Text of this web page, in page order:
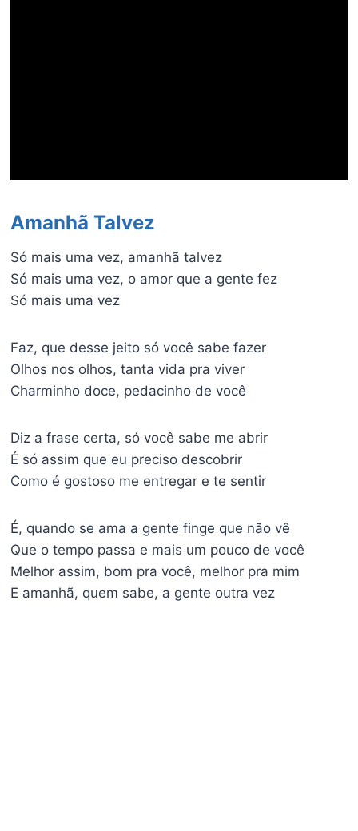
Amanhã Talvez
Só mais uma vez, amanhã talvez
Só mais uma vez, o amor que a gente fez
Só mais uma vez
Faz, que desse jeito só você sabe fazer
Olhos nos olhos, tanta vida pra viver
Charminho doce, pedacinho de você
Diz a frase certa, só você sabe me abrir
É só assim que eu preciso descobrir
Como é gostoso me entregar e te sentir
É, quando se ama a gente finge que não vê
Que o tempo passa e mais um pouco de você
Melhor assim, bom pra você, melhor pra mim
E amanhã, quem sabe, a gente outra vez